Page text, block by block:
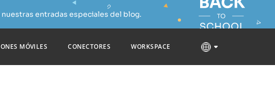
entradas especiales del blog.
MÓVILES CONECTORES WORKSPACE